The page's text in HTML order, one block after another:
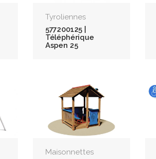
Tyroliennes
577200125 |
Téléphérique
Aspen 25
Maisonnettes